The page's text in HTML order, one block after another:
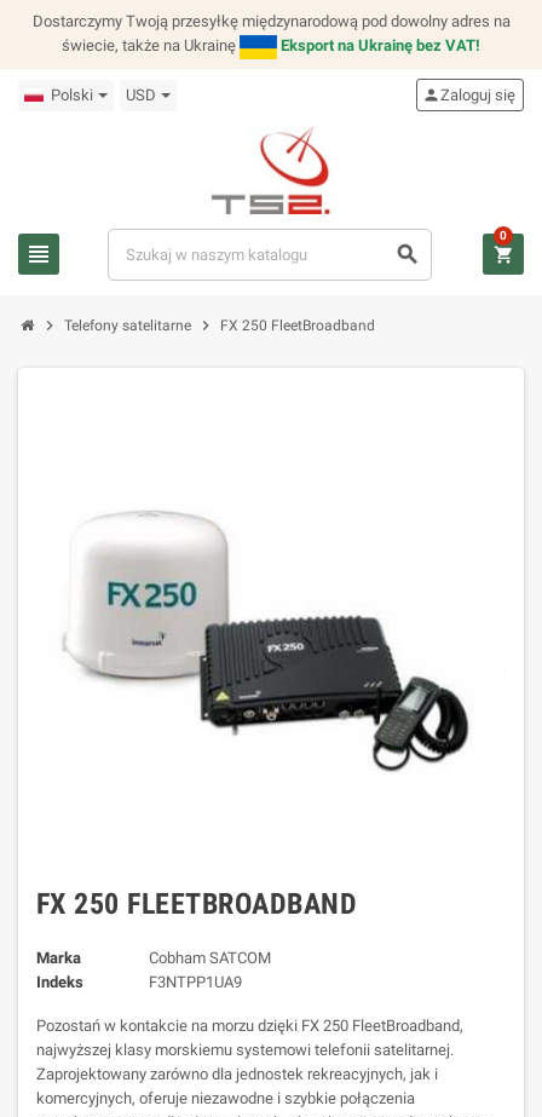
Dostarczymy Twoją przesyłkę międzynarodową pod dowolny adres na
świecie, także na Ukrainę
Eksport na Ukrainę bez VAT!
Polski USD
view_headline search
personZaloguj się
shopping_cart
0
chevron_right Telefony satelitarne chevron_right FX 250 FleetBroadband
FX 250 FLEETBROADBAND
Marka
Cobham SATCOM
Indeks
F3NTPP1UA9
Pozostań w kontakcie na morzu dzięki FX 250 FleetBroadband,
najwyższej klasy morskiemu systemowi telefonii satelitarnej.
Zaprojektowany zarówno dla jednostek rekreacyjnych, jak i
komercyjnych, oferuje niezawodne i szybkie połączenia